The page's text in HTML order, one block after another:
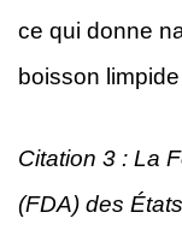
ce qui donne
boisson
Citation 3 : La
(FDA) des